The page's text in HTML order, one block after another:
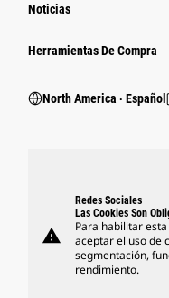
Noticias
Herramientas De Compra
North America ‧ Español
warning
Redes Sociales
Las Cookies Son
Para habilitar
aceptar el uso de
segmentación,
rendimiento.